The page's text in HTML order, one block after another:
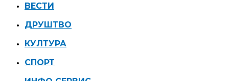
ВЕСТИ
ДРУШТВО
КУЛТУРА
СПОРТ